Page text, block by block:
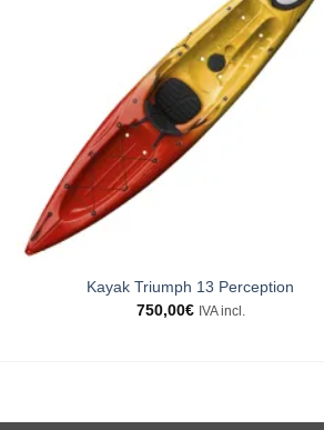
Kayak Triumph 13 Perception
750,00€ IVA incl.